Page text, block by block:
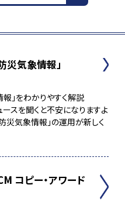
災気象情報」
報」をわかりやすく解説
スを聞くと不安になりますよ
災気象情報」の運用が新しく
コピー・アワード